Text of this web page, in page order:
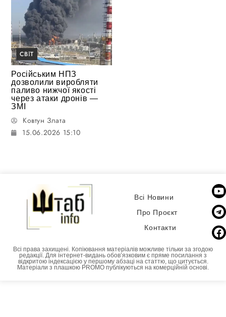
СВІТ
Російським НПЗ
дозволили виробляти
паливо нижчої якості
через атаки дронів —
ЗМІ
Ковтун Злата
15.06.2026 15:10
Всі Новини
Про Проєкт
Контакти
Всі права захищені. Копіювання матеріалів можливе тільки за згодою
редакції. Для інтернет-видань обовʼязковим є пряме посилання з
відкритою індексацією у першому абзаці на статтю, що цитується.
Матеріали з плашкою PROMO публікуються на комерційній основі.